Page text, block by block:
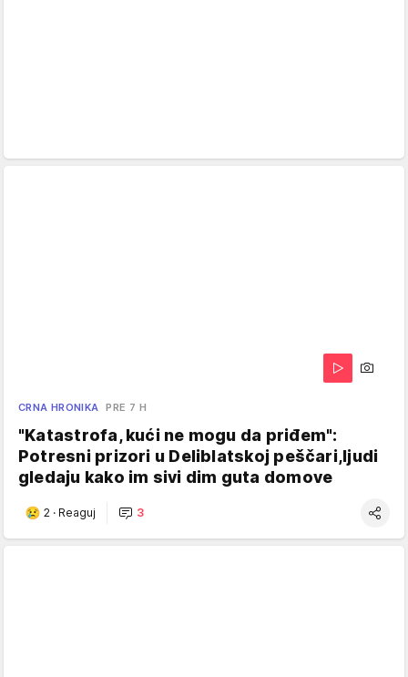
CRNA HRONIKA PRE 7 H
"Katastrofa, kući ne mogu da priđem":
Potresni prizori u Deliblatskoj peščari,ljudi
gledaju kako im sivi dim guta domove
2 · Reaguj 3